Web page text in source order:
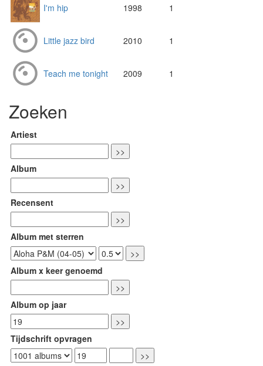
I'm hip 1998 1
Little jazz bird 2010 1
Teach me tonight 2009 1
Zoeken
Artiest
Album
Recensent
Album met sterren
Album x keer genoemd
Album op jaar
Tijdschrift opvragen